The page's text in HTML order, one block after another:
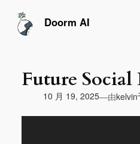
Doorm AI
Future
10 月 19, 2025—由kelvin